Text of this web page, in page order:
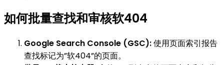
如何批量查找和审核软404
Google Search Console (GSC):使用页面索引报告
查找标记为”软404”的页面。